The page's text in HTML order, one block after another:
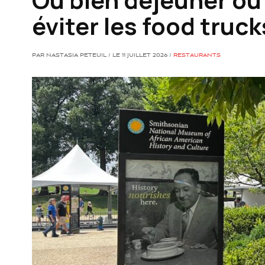
éviter les food
PAR NASTASIA PETEUIL / LE 11 JUILLET 2026 / RESTAURANTS